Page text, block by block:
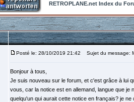
RETROPLANE.net Index du
Posté le: 28/10/2019 21:42 Sujet du message:
Bonjour à tous,
Je suis nouveau sur le forum, et c'est grâce à lui
vous, car la notice est en allemand, langue que
quelqu'un qui aurait cette notice en français? je